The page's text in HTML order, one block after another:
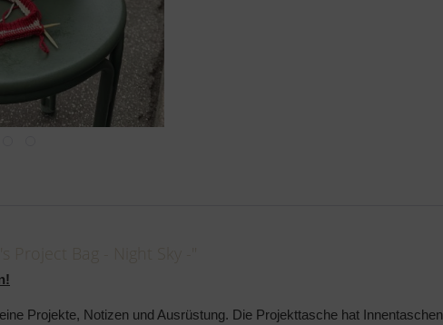
Projekte, Notizen und Ausrüstung. Die Projekttasche hat